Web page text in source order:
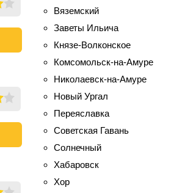
Вяземский
Заветы Ильича
Князе-Волконское
Комсомольск-на-Амуре
Николаевск-на-Амуре
Новый Ургал
Переяславка
Советская Гавань
Солнечный
Хабаровск
Хор